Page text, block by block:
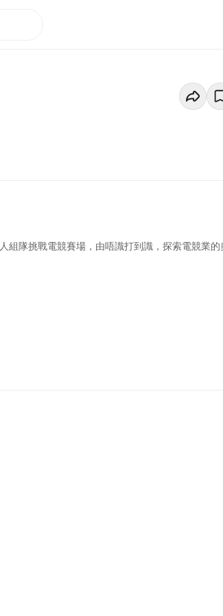
組隊挑戰電競賽場，由唔識打到識，探索電競業的